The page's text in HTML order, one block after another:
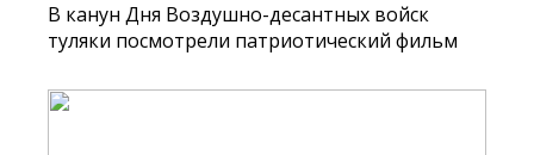
В канун Дня Воздушно-десантных войск
туляки посмотрели патриотический фильм